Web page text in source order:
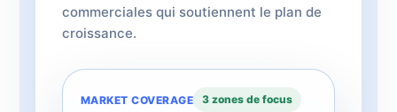
commerciales qui soutiennent le plan de
croissance.
MARKET COVERAGE 3 zones de focus